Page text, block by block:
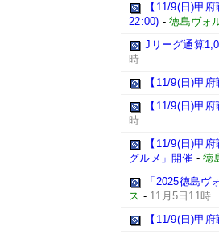
【11/9(日)甲
22:00) -徳島ヴォ
Jリーグ通算
時
【11/9(日)甲
【11/9(日)甲
時
【11/9(日)甲
グルメ」開催 -徳
「2025徳島
ス - 11月5日11時
【11/9(日)甲